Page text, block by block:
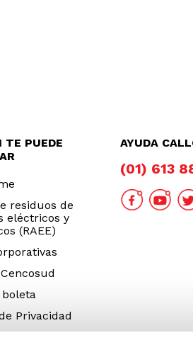
TE PUEDE
residuos de
eléctricos y
(RAEE)
boleta
Privacidad
AYUDA
(01) 613